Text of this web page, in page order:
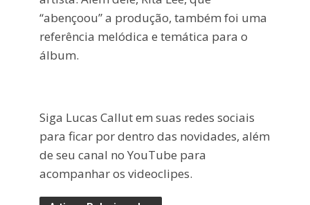
“abençoou” a produção, também foi uma
referência melódica e temática para o
álbum.
Siga Lucas Callut em suas redes sociais
para ficar por dentro das novidades, além
de seu canal no YouTube para
acompanhar os videoclipes.